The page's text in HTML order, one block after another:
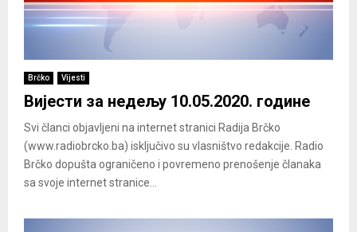
Brčko Vijesti
Вијести за недељу 10.05.2020. године
Svi članci objavljeni na internet stranici Radija Brčko
(www.radiobrcko.ba) isključivo su vlasništvo redakcije. Radio
Brčko dopušta ograničeno i povremeno prenošenje članaka
sa svoje internet stranice...